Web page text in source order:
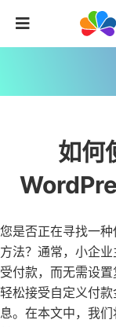
如何
您是否正在寻找一
方法？ 通常，小企
受付款，而无需设
轻松接受自定义付
息。 在本文中，我